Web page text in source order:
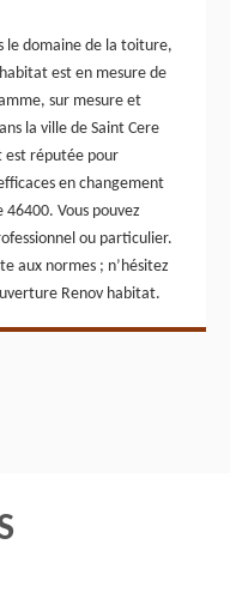
le domaine de la toiture,
est en mesure de
sur mesure et
la ville de Saint Cere
est réputée pour
en changement
Vous pouvez
ou particulier.
aux normes ; n’hésitez
Renov habitat.